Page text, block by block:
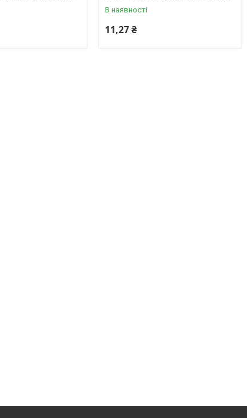
В наявності
11,27 ₴